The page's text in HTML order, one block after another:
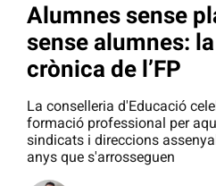
Alumnes sense
sense alumnes:
crònica de l’FP
La conselleria d'Educació
formació professional per
sindicats i direccions
anys que s'arrosseguen